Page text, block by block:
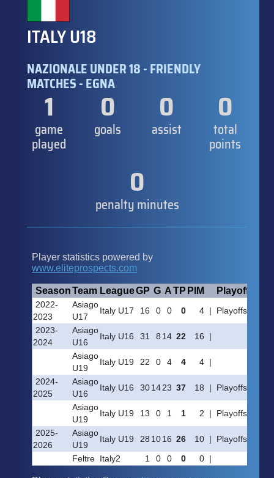
ITALY U18
NAZIONALE UNDER 18 - FRIENDLY
MATCHES - EGNA
1
game
played
0
goals
0
assist
0
total
points
0
penalty minutes